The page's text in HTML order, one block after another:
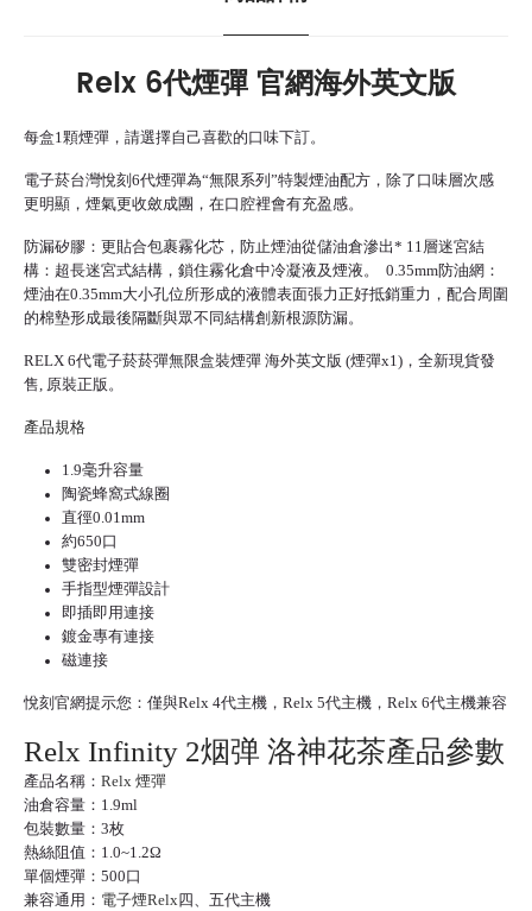
Relx 6代煙彈官網海外英文版
每盒1顆煙彈，請選擇自己喜歡的口味下訂。
電子菸台灣悅刻6代煙彈為“無限系列”特製煙油配方，除了口味層次感
更明顯，煙氣更收斂成團，在口腔裡會有充盈感。
防漏矽膠：更貼合包裹霧化芯，防止煙油從儲油倉滲出* 11層迷宮結
構：超長迷宮式結構，鎖住霧化倉中冷凝液及煙液。 0.35mm防油網：
煙油在0.35mm大小孔位所形成的液體表面張力正好抵銷重力，配合周圍
的棉墊形成最後隔斷與眾不同結構創新根源防漏。
RELX 6代電子菸菸彈無限盒裝煙彈 海外英文版 (煙彈x1)，全新現貨發
售, 原裝正版。
產品規格
1.9毫升容量
陶瓷蜂窩式線圈
直徑0.01mm
約650口
雙密封煙彈
手指型煙彈設計
即插即用連接
鍍金專有連接
磁連接
悅刻官網提示您：僅與Relx 4代主機， Relx 5代主機，Relx 6代主機兼容
Relx Infinity 2烟弹 洛神花茶產品參數
產品名稱： Relx 煙彈
油倉容量：1.9ml
包裝數量：3枚
熱絲阻值：1.0~1.2Ω
單個煙彈：500口
兼容通用： 電子煙Relx四、五代主機